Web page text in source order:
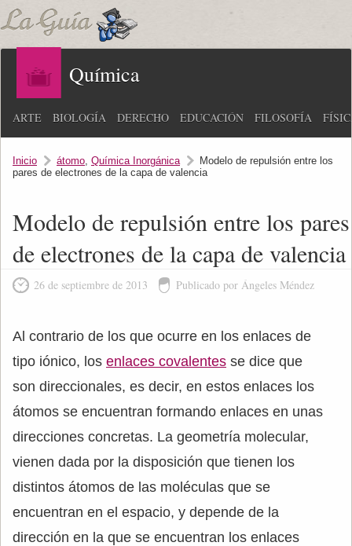
Química
ARTE BIOLOGÍA DERECHO EDUCACIÓN FILOSOFÍA
Inicio átomo, Química Inorgánica
Modelo de repulsión entre los
pares de electrones de la capa de valencia
Modelo de repulsión entre los pares
de electrones de la capa de valencia
26 de septiembre de 2013 Publicado por Ángeles Méndez
Al contrario de los que ocurre en los enlaces de
tipo iónico, los enlaces covalentes se dice que
son direccionales, es decir, en estos enlaces los
átomos se encuentran formando enlaces en unas
direcciones concretas. La geometría molecular,
vienen dada por la disposición que tienen los
distintos átomos de las moléculas que se
encuentran en el espacio, y depende de la
dirección en la que se encuentran los enlaces